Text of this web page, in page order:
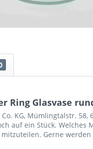
Glasvase
KG, Mümlingtalstr.
auf ein Stück.
Gerne